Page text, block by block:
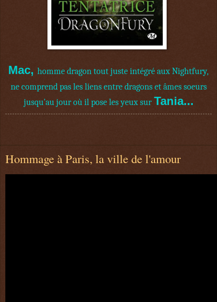
Mac, homme dragon tout juste intégré aux Nightfury,
ne comprend pas les liens entre dragons et âmes soeurs
jusqu'au jour où il pose les yeux sur Tania...
Hommage à Paris, la ville de l'amour